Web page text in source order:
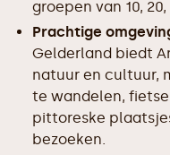
groepen van 10,
Prachtige
Gelderland biedt
natuur en cultuur,
te wandelen,
pittoreske
bezoeken.